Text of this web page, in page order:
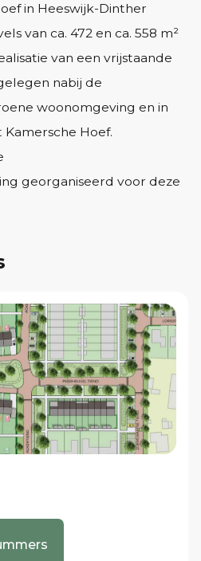
in Heeswijk-Dinther
van ca. 472 en ca. 558 m²
van een vrijstaande
nabij de
woonomgeving en in
Hoef.
georganiseerd voor deze
2025 12.00 uur;
vrij op naam. U kunt middels
bod uitbrengen;
een
van 5 jaar;
naast elkaar te
aan het
aan de regels conform het
onderdeel van het